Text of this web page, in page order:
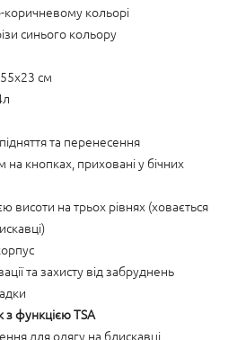
кольорі
синього кольору
см
та перенесення
на кнопках, приховані у бічних
висоти на трьох рівнях (ховається
та захисту від забруднень
з функцією TSA
для одягу на блискавці